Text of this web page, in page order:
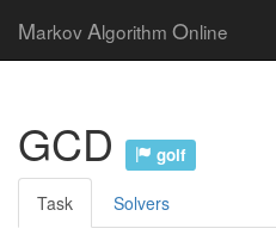
Markov Algorithm Online
GCD golf
Task Solvers